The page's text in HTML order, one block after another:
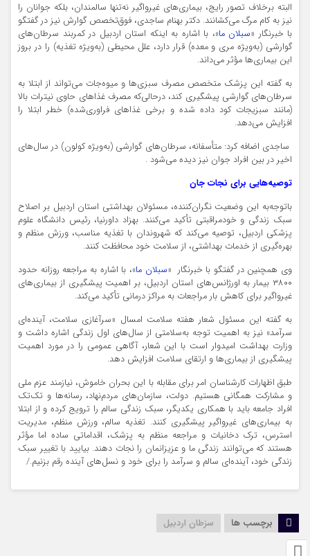
البته برخلاف تصور رایج، بیماری‌های غیرواگیر نه‌تنها سالمندان، بلکه جوانان را
نیز به کام مرگ می‌کشانند. دکتر بهنام ساجدی، فوق‌تخصص گوارش نیز در گفتگو
با خبرنگار «سبلان ما»، با اشاره به اینکه استان اردبیل در کمربند سرطان‌های
گوارشی (به‌ویژه مری و معده) قرار دارد، علل محیطی (به‌ویژه تغذیه) را در بروز
این بیماری‌ها مؤثر می‌داند.
به گفته این پزشک متخصص مصرف سبزی‌ها و میوه‌جات می‌تواند از ابتلا به
سرطان‌های گوارشی پیشگیری کند، درحالی‌که مصرف غذاهای حاوی نیترات بالا
(مانند سبزیجات کود داده شده و برخی غذاهای فراوری‌شده) خطر ابتلا را
افزایش می‌دهد.
ساجدی اضافه کرد: متأسفانه، سرطان‌های گوارشی (به‌ویژه کولون) در سال‌های
اخیر در بین افراد جوان نیز دیده می‌شود .
توصیه‌هایی برای نجات جان
باتوجه‌به این وضعیت نگران‌کننده، مسئولان بهداشتی استان اردبیل بر اصلاح
سبک زندگی و خودمراقبتی تأکید می‌کنند. بهزاد داورنیا، رئیس دانشگاه علوم
پزشکی اردبیل، توصیه می‌کند که شهروندان با تغذیه مناسب، ورزش منظم و
بهره‌گیری از خدمات بهداشتی، از سلامت خود محافظت کنند.
وی همچنین در گفتگو با خبرنگار «سبلان ما»، با اشاره به مراجعه روزانه حدود
۳۸۰۰ بیمار به اورژانس‌های استان اردبیل، بر اهمیت پیشگیری از بیماری‌های
غیرواگیر برای کاهش بار مراجعات به مراکز درمانی تأکید می‌کند.
به گفته این مسئول شعار هفته سلامت امسال «سرآغازی سلامت، آینده‌ای
سرآمد» نیز به اهمیت توجه به‌سلامتی از سال‌های اول زندگی اشاره داشت و
وزارت بهداشت امیدوار است با این شعار، آگاهی عمومی را در مورد اهمیت
پیشگیری از بیماری‌ها و ارتقای سلامت افزایش دهد.
طبق اظهارات کارشناسان امر برای مقابله با این بحران خاموش، نیازمند عزم ملی
و مشارکت همگانی هستیم. دولت، سازمان‌های مردم‌نهاد، رسانه‌ها و تک‌تک
افراد جامعه باید با همکاری یکدیگر، سبک زندگی سالم را ترویج کرده و از ابتلا
به بیماری‌های غیرواگیر پیشگیری کنند. تغذیه سالم، ورزش منظم، مدیریت
استرس، ترک دخانیات و مراجعه منظم به پزشک، اقداماتی ساده اما مؤثر
هستند که می‌توانند زندگی ما و عزیزانمان را نجات دهند. بیایید با تغییر سبک
زندگی خود، آینده‌ای سالم و سرآمد را برای خود و نسل‌های آینده رقم بزنیم./
برچسب ها سزطان اردبیل